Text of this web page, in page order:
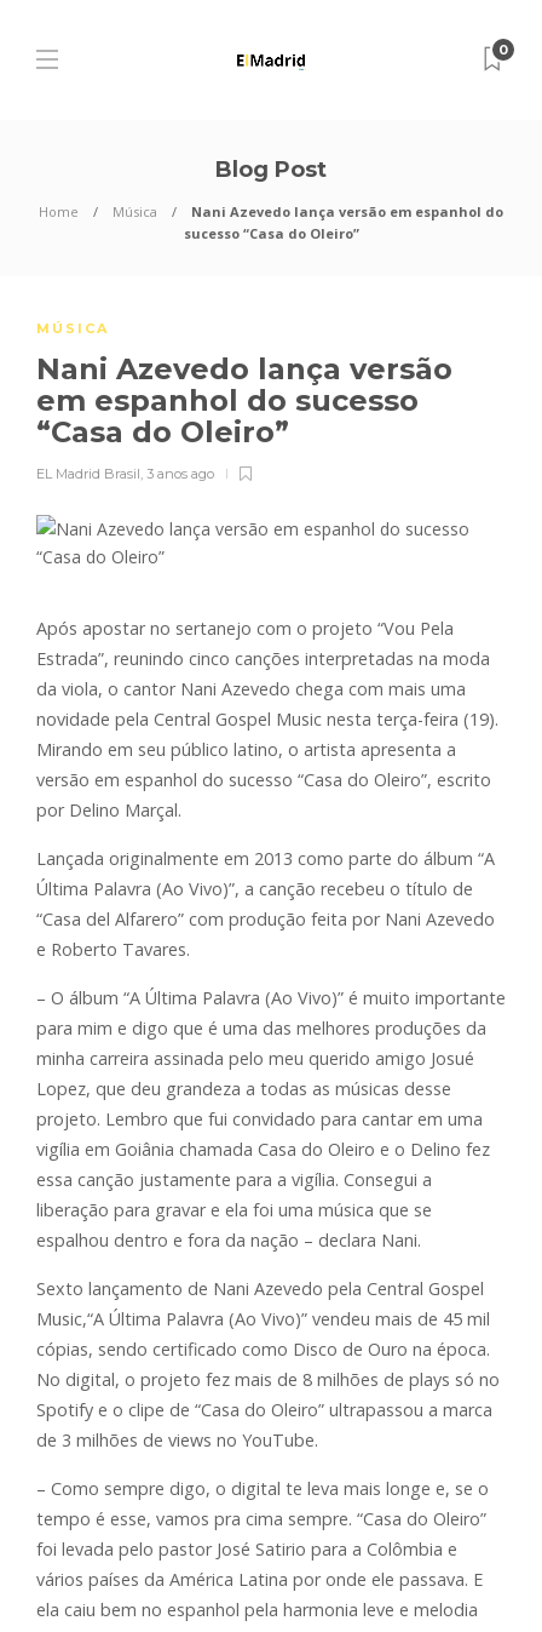
0
Blog Post
Home Música
Nani Azevedo lança versão em espanhol do
sucesso “Casa do Oleiro”
MÚSICA
Nani Azevedo lança versão
em espanhol do sucesso
“Casa do Oleiro”
EL Madrid Brasil, 3 anos ago
Após apostar no sertanejo com o projeto “Vou Pela
Estrada”, reunindo cinco canções interpretadas na moda
da viola, o cantor Nani Azevedo chega com mais uma
novidade pela Central Gospel Music nesta terça-feira (19).
Mirando em seu público latino, o artista apresenta a
versão em espanhol do sucesso “Casa do Oleiro”, escrito
por Delino Marçal.
Lançada originalmente em 2013 como parte do álbum “A
Última Palavra (Ao Vivo)”, a canção recebeu o título de
“Casa del Alfarero” com produção feita por Nani Azevedo
e Roberto Tavares.
– O álbum “A Última Palavra (Ao Vivo)” é muito importante
para mim e digo que é uma das melhores produções da
minha carreira assinada pelo meu querido amigo Josué
Lopez, que deu grandeza a todas as músicas desse
projeto. Lembro que fui convidado para cantar em uma
vigília em Goiânia chamada Casa do Oleiro e o Delino fez
essa canção justamente para a vigília. Consegui a
liberação para gravar e ela foi uma música que se
espalhou dentro e fora da nação – declara Nani.
Sexto lançamento de Nani Azevedo pela Central Gospel
Music,“A Última Palavra (Ao Vivo)” vendeu mais de 45 mil
cópias, sendo certificado como Disco de Ouro na época.
No digital, o projeto fez mais de 8 milhões de plays só no
Spotify e o clipe de “Casa do Oleiro” ultrapassou a marca
de 3 milhões de views no YouTube.
– Como sempre digo, o digital te leva mais longe e, se o
tempo é esse, vamos pra cima sempre. “Casa do Oleiro”
foi levada pelo pastor José Satirio para a Colômbia e
vários países da América Latina por onde ele passava. E
ela caiu bem no espanhol pela harmonia leve e melodia